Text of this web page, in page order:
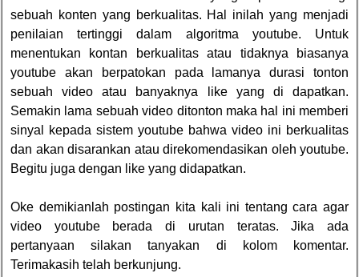
sebuah konten yang berkualitas. Hal inilah yang menjadi
penilaian tertinggi dalam algoritma youtube. Untuk
menentukan kontan berkualitas atau tidaknya biasanya
youtube akan berpatokan pada lamanya durasi tonton
sebuah video atau banyaknya like yang di dapatkan.
Semakin lama sebuah video ditonton maka hal ini memberi
sinyal kepada sistem youtube bahwa video ini berkualitas
dan akan disarankan atau direkomendasikan oleh youtube.
Begitu juga dengan like yang didapatkan.
Oke demikianlah postingan kita kali ini tentang cara agar
video youtube berada di urutan teratas. Jika ada
pertanyaan silakan tanyakan di kolom komentar.
Terimakasih telah berkunjung.